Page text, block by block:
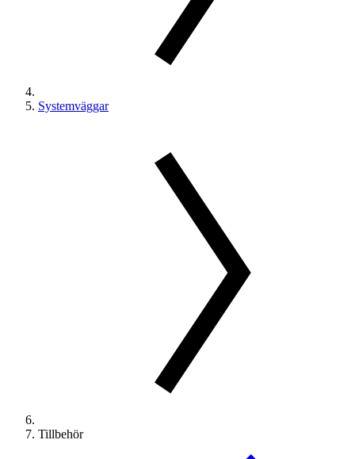
Systemväggar
Tillbehör